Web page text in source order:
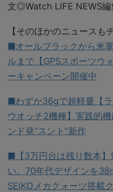
文◎Watch LIFE NEWS編
【そのほかのニュースも
■オールブラックから米
ルまで【GPSスポーツウ
ーキャンペーン開催中
■わずか36gで超軽量【
ウオッチ2機種】実践的
ンド発“スント”新作
■【3万円台は残り数本】
い。70年代デザインを
SEIKOメカクォーツ搭載